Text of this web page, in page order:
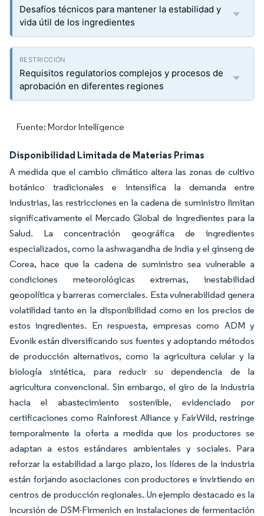
Desafíos técnicos para mantener la estabilidad y
vida útil de los ingredientes
Requisitos regulatorios complejos y procesos de
aprobación en diferentes regiones
Fuente: Mordor Intelligence
Disponibilidad Limitada de Materias Primas
A medida que el cambio climático altera las zonas de cultivo
botánico tradicionales e intensifica la demanda entre
industrias, las restricciones en la cadena de suministro limitan
significativamente el Mercado Global de Ingredientes para la
Salud. La concentración geográfica de ingredientes
especializados, como la ashwagandha de India y el ginseng de
Corea, hace que la cadena de suministro sea vulnerable a
condiciones meteorológicas extremas, inestabilidad
geopolítica y barreras comerciales. Esta vulnerabilidad genera
volatilidad tanto en la disponibilidad como en los precios de
estos ingredientes. En respuesta, empresas como ADM y
Evonik están diversificando sus fuentes y adoptando métodos
de producción alternativos, como la agricultura celular y la
biología sintética, para reducir su dependencia de la
agricultura convencional. Sin embargo, el giro de la industria
hacia el abastecimiento sostenible, evidenciado por
certificaciones como Rainforest Alliance y FairWild, restringe
temporalmente la oferta a medida que los productores se
adaptan a estos estándares ambientales y sociales. Para
reforzar la estabilidad a largo plazo, los líderes de la industria
están forjando asociaciones con productores e invirtiendo en
centros de producción regionales. Un ejemplo destacado es la
incursión de DSM-Firmenich en instalaciones de fermentación